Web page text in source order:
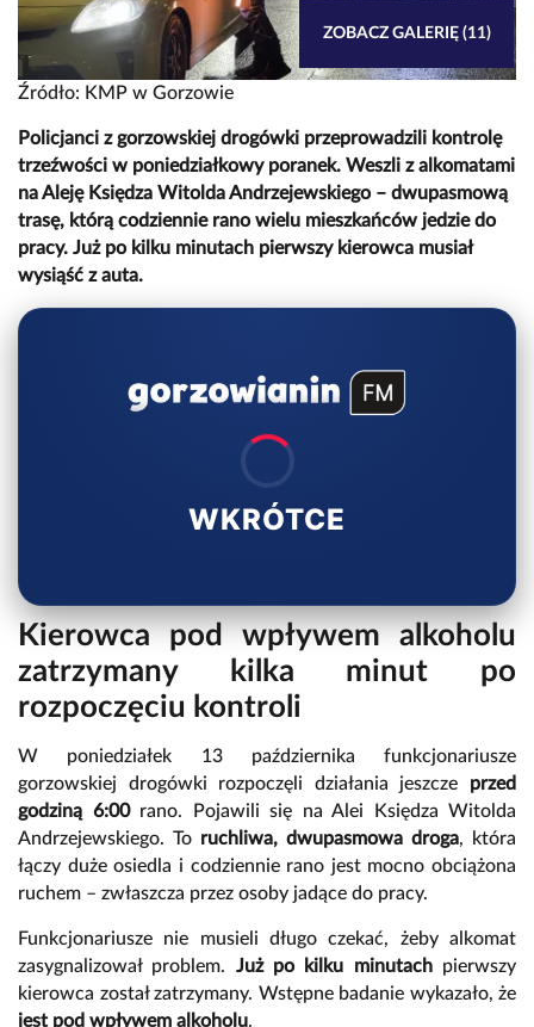
Źródło: KMP w Gorzowie
ZOBACZ GALERIĘ (11)
Policjanci z gorzowskiej drogówki przeprowadzili kontrolę
trzeźwości w poniedziałkowy poranek. Weszli z alkomatami
na Aleję Księdza Witolda Andrzejewskiego – dwupasmową
trasę, którą codziennie rano wielu mieszkańców jedzie do
pracy. Już po kilku minutach pierwszy kierowca musiał
wysiąść z auta.
WKRÓTCE
Kierowca pod wpływem alkoholu
zatrzymany kilka minut po
rozpoczęciu kontroli
W poniedziałek 13 października funkcjonariusze
gorzowskiej drogówki rozpoczęli działania jeszcze przed
godziną 6:00rano. Pojawili się na Alei Księdza Witolda
Andrzejewskiego. To ruchliwa, dwupasmowa droga, która
łączy duże osiedla i codziennie rano jest mocno obciążona
ruchem – zwłaszcza przez osoby jadące do pracy.
Funkcjonariusze nie musieli długo czekać, żeby alkomat
zasygnalizował problem. Już po kilku minutachpierwszy
kierowca został zatrzymany. Wstępne badanie wykazało, że
jest pod wpływem alkoholu.